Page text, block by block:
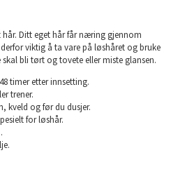
hår. Ditt eget hår får næring gjennom
viktig å ta vare på løshåret og bruke
bli tørt og tovete eller miste glansen.
timer etter innsetting.
trener.
kveld og før du dusjer.
for løshår.